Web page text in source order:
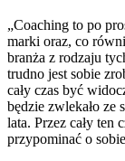
„Coaching to po
marki oraz, co
branża z rodzaju
trudno jest sobie
cały czas być
będzie zwlekało ze
lata. Przez cały ten
przypominać o